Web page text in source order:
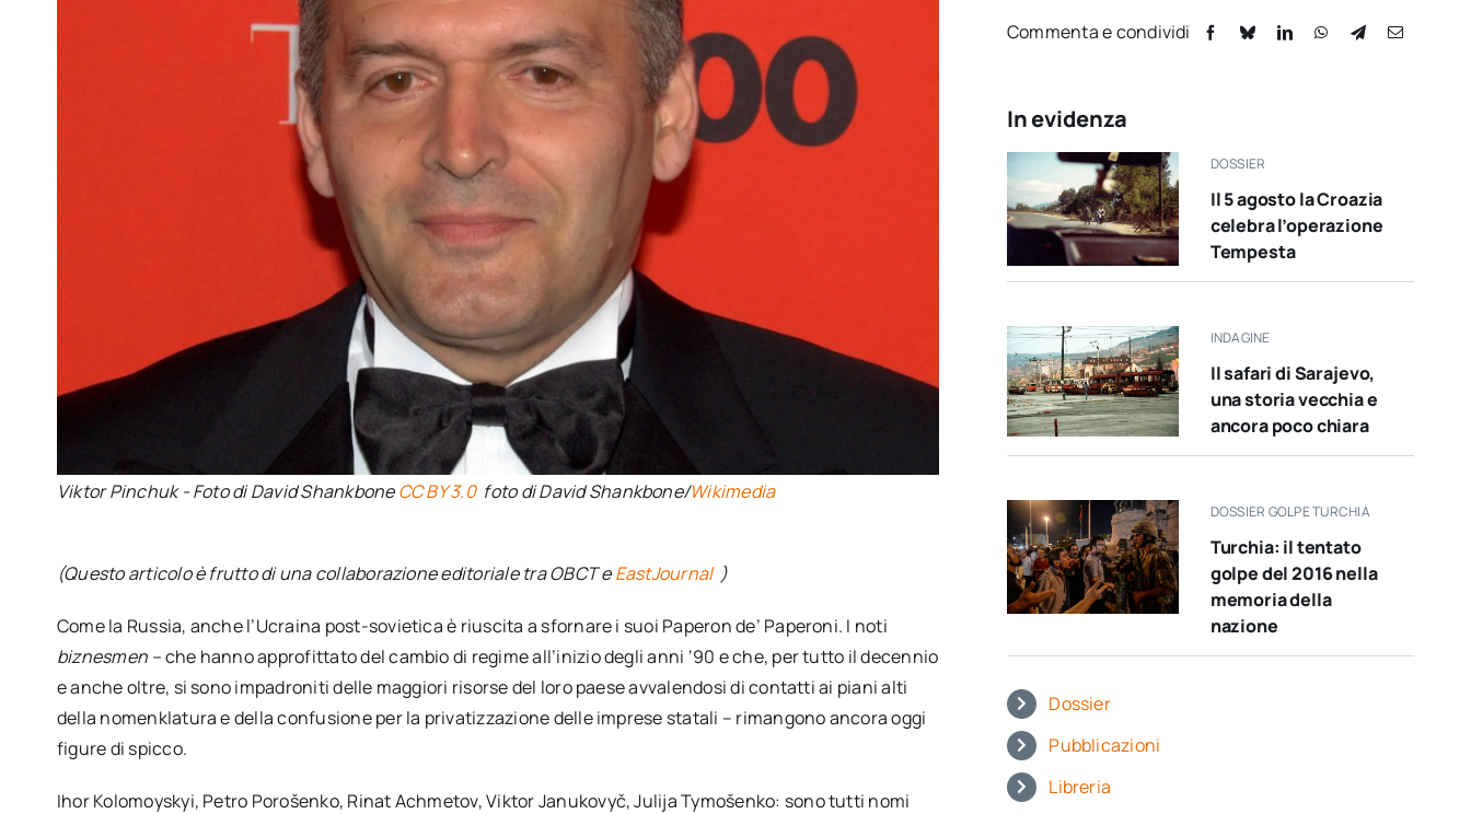
Viktor Pinchuk - Foto di David ShankboneCC BY 3.0 foto di David Shankbone/Wikimedia
(Questo articolo è frutto di una collaborazione editoriale tra OBCT eEastJournal )
Come la Russia, anche l’Ucraina post-sovietica è riuscita a sfornare i suoi Paperon de’ Paperoni. I noti
biznesmen –che hanno approfittato del cambio di regime all’inizio degli anni ‘90 e che, per tutto il decennio
e anche oltre, si sono impadroniti delle maggiori risorse del loro paese avvalendosi di contatti ai piani alti
della nomenklatura e della confusione per la privatizzazione delle imprese statali – rimangono ancora oggi
figure di spicco.
Ihor Kolomoyskyi, Petro Porošenko, Rinat Achmetov, Viktor Janukovyč, Julija Tymošenko: sono tutti nomi
Commenta e condividi
In evidenza
DOSSIER
Il 5 agosto la Croazia
celebra l’operazione
Tempesta
INDAGINE
Il safari di Sarajevo,
una storia vecchia e
ancora poco chiara
DOSSIER GOLPE TURCHIA
Turchia: il tentato
golpe del 2016 nella
memoria della
nazione
Dossier
Pubblicazioni
Libreria